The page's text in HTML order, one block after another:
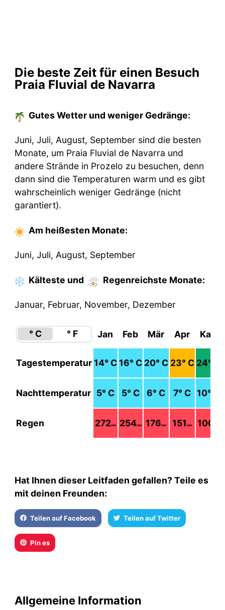
Die beste Zeit für einen Besuch
Praia Fluvial de Navarra
Gutes Wetter und weniger Gedränge:
Juni, Juli, August, September sind die besten
Monate, um Praia Fluvial de Navarra und
andere Strände in Prozelo zu besuchen, denn
dann sind die Temperaturen warm und es gibt
wahrscheinlich weniger Gedränge (nicht
garantiert).
Am heißesten Monate:
Juni, Juli, August, September
Kälteste und Regenreichste Monate:
Januar, Februar, November, Dezember
° C ° F Jan Feb Mär Apr Kan
Tagestemperatur 14° C 16° C 20° C 23° C 24° C
Nachttemperatur 5° C 5° C 6° C 7° C 10° C
Regen 272mm 254mm 176mm 151mm 100
Hat Ihnen dieser Leitfaden gefallen? Teile es
mit deinen Freunden:
Teilen auf Facebook Teilen auf Twitter
Pin es
Allgemeine Information